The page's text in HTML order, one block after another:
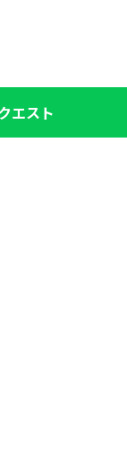
エスト